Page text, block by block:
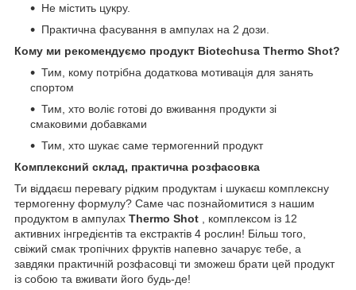
Не містить цукру.
Практична фасування в ампулах на 2 дози.
Кому ми рекомендуємо продукт Biotechusa Thermo Shot?
Тим, кому потрібна додаткова мотивація для занять
спортом
Тим, хто воліє готові до вживання продукти зі
смаковими добавками
Тим, хто шукає саме термогенний продукт
Комплексний склад, практична розфасовка
Ти віддаєш перевагу рідким продуктам і шукаєш комплексну
термогенну формулу? Саме час познайомитися з нашим
продуктом в ампулах Thermo Shot , комплексом із 12
активних інгредієнтів та екстрактів 4 рослин! Більш того,
свіжий смак тропічних фруктів напевно зачарує тебе, а
завдяки практичній розфасовці ти зможеш брати цей продукт
із собою та вживати його будь-де!